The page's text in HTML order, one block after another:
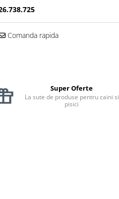
Comanda rapida
Super Oferte
La sute de produse pentru caini si
pisici